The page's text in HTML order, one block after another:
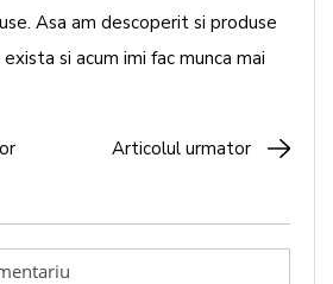
Asa am descoperit si produse
si acum imi fac munca mai
Articolul urmator